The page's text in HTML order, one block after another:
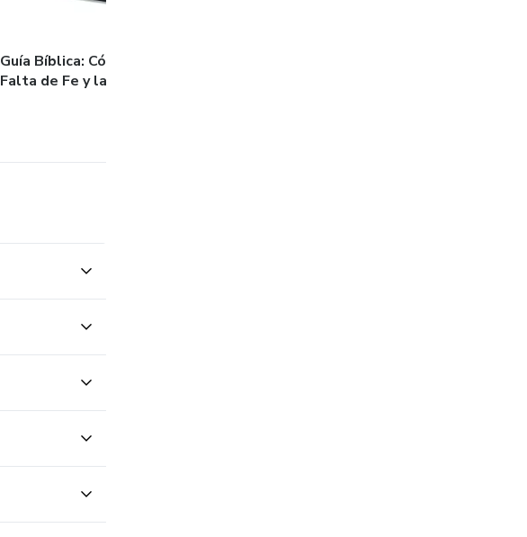
Guía Bíblica: Cómo Vencer la
Falta de Fe y la Duda